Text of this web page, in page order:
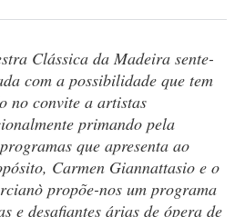
Clássica da Madeira sente-
com a possibilidade que tem
no convite a artistas
primando pela
que apresenta ao
Carmen Giannattasio e o
propõe-nos um programa
e desafiantes árias de ópera de